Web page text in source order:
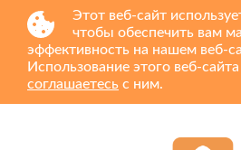
Этот веб-сайт
чтобы обеспечить вам
эффективность на нашем веб-
Использование этого веб-
соглашаетесь с ним.